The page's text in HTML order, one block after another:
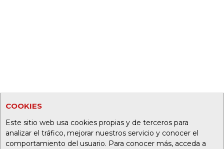
COOKIES
Este sitio web usa cookies propias y de terceros para
analizar el tráfico, mejorar nuestros servicio y conocer el
comportamiento del usuario. Para conocer más, acceda a